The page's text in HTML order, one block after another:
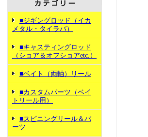
■ジギングロッド（イカ
メタル・タイラバ）
■キャスティングロッド
（ショア＆オフショアetc.）
■ベイト（両軸）リール
■カスタムパーツ（ベイ
トリール用）
■スピニングリール＆パ
ーツ